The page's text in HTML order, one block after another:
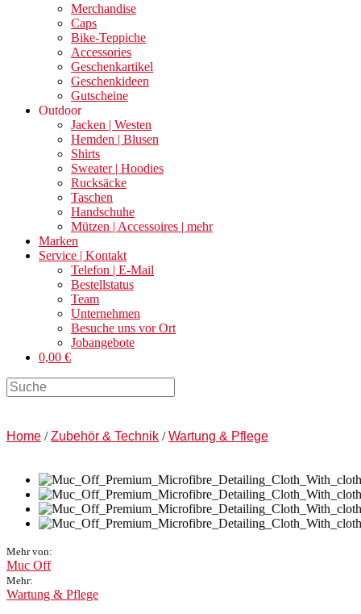
Merchandise
Caps
Bike-Teppiche
Accessories
Geschenkartikel
Geschenkideen
Gutscheine
Outdoor
Jacken | Westen
Hemden | Blusen
Shirts
Sweater | Hoodies
Rucksäcke
Taschen
Handschuhe
Mützen | Accessoires | mehr
Marken
Service | Kontakt
Telefon | E-Mail
Bestellstatus
Team
Unternehmen
Besuche uns vor Ort
Jobangebote
0,00 €
Search
this
Home / Zubehör & Technik / Wartung & Pflege
Mehr von:
Muc Off
Mehr:
Wartung & Pflege